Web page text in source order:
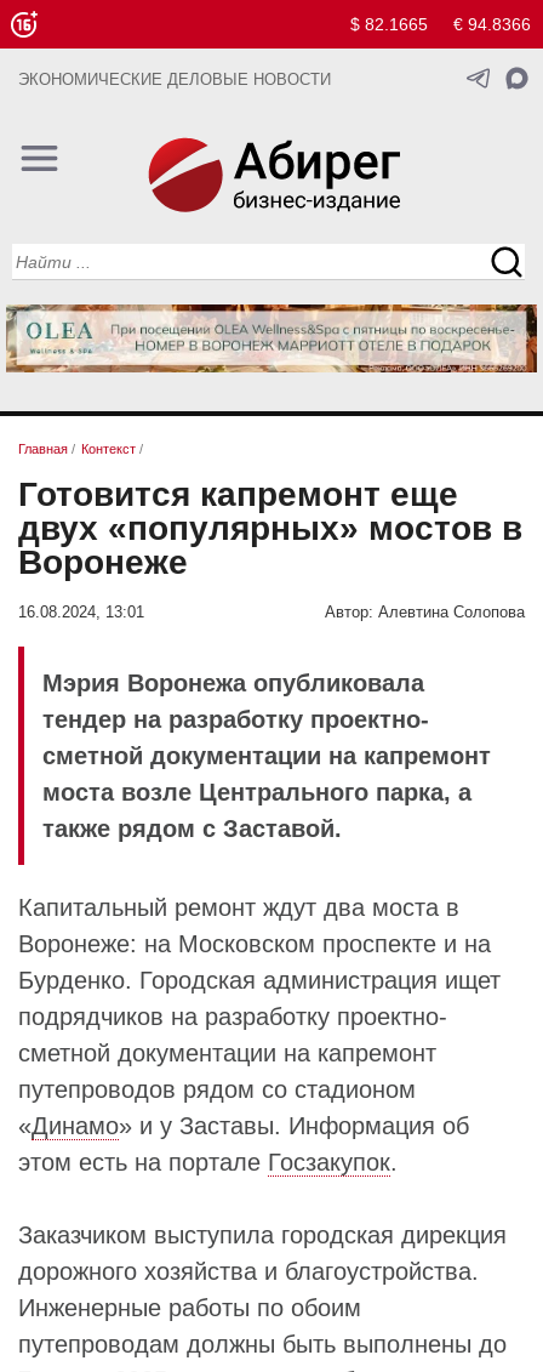
$ 82.1665 € 94.8366
ЭКОНОМИЧЕСКИЕ ДЕЛОВЫЕ НОВОСТИ
Главная / Контекст /
Готовится капремонт еще
двух «популярных» мостов в
Воронеже
16.08.2024, 13:01 Автор: Алевтина Солопова
Мэрия Воронежа опубликовала
тендер на разработку проектно-
сметной документации на капремонт
моста возле Центрального парка, а
также рядом с Заставой.
Капитальный ремонт ждут два моста в
Воронеже: на Московском проспекте и на
Бурденко. Городская администрация ищет
подрядчиков на разработку проектно-
сметной документации на капремонт
путепроводов рядом со стадионом
«Динамо» и у Заставы. Информация об
этом есть на портале Госзакупок.
Заказчиком выступила городская дирекция
дорожного хозяйства и благоустройства.
Инженерные работы по обоим
путепроводам должны быть выполнены до